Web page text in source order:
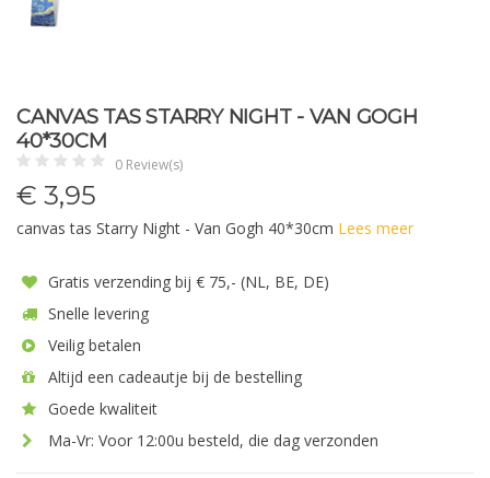
CANVAS TAS STARRY NIGHT - VAN GOGH
40*30CM
0 Review(s)
€ 3,95
canvas tas Starry Night - Van Gogh 40*30cm Lees meer
Gratis verzending bij € 75,- (NL, BE, DE)
Snelle levering
Veilig betalen
Altijd een cadeautje bij de bestelling
Goede kwaliteit
Ma-Vr: Voor 12:00u besteld, die dag verzonden